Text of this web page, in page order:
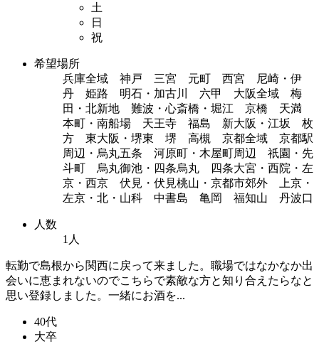
土
日
祝
希望場所
兵庫全域 神戸 三宮 元町 西宮 尼崎・伊
丹 姫路 明石・加古川 六甲 大阪全域 梅
田・北新地 難波・心斎橋・堀江 京橋 天満
本町・南船場 天王寺 福島 新大阪・江坂 枚
方 東大阪・堺東 堺 高槻 京都全域 京都駅
周辺・烏丸五条 河原町・木屋町周辺 祇園・先
斗町 烏丸御池・四条烏丸 四条大宮・西院・左
京・西京 伏見・伏見桃山・京都市郊外 上京・
左京・北・山科 中書島 亀岡 福知山 丹波口
人数
1人
転勤で島根から関西に戻って来ました。職場ではなかなか出
会いに恵まれないのでこちらで素敵な方と知り合えたらなと
思い登録しました。一緒にお酒を...
40代
大卒